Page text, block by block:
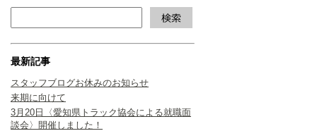
最新記事
スタッフブログお休みのお知らせ
来期に向けて
3月20日〈愛知県トラック協会による就職面
談会〉開催しました！